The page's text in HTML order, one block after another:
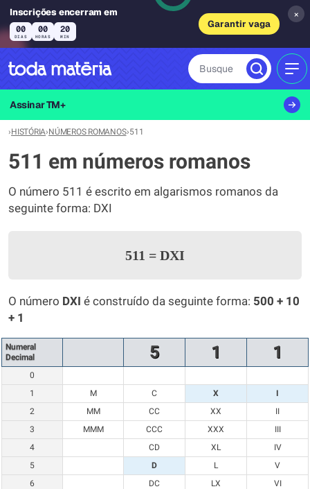
Inscrições encerram em
00
DIAS
00
HORAS
20
MIN
Garantir vaga
×
Busque
Assinar TM+
›HISTÓRIA›NÚMEROS ROMANOS›511
511 em números romanos
O número 511 é escrito em algarismos romanos da
seguinte forma: DXI
511 = DXI
O número DXI é construído da seguinte forma: 500 + 10
+ 1
Numeral
Decimal
5 1 1
0
1
M C X
I
2
MM CC XX
II
3
MMM CCC XXX
III
4
CD XL
IV
5
D L
V
6
DC LX
VI